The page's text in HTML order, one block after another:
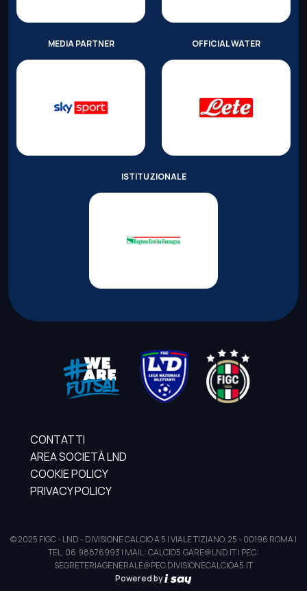
MEDIA PARTNER OFFICIAL WATER
ISTITUZIONALE
CONTATTI
AREA SOCIETÀ LND
COOKIE POLICY
PRIVACY POLICY
© 2025 FIGC - LND - DIVISIONE CALCIO A 5 | VIALE TIZIANO, 25 - 00196 ROMA |
TEL. 06.98876993 | MAIL: CALCIO5.GARE@LND.IT | PEC:
SEGRETERIAGENERALE@PEC.DIVISIONECALCIOA5.IT
Powered by